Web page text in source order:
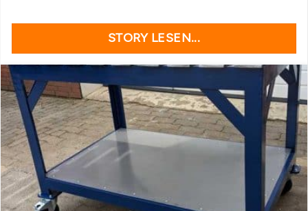
STORY LESEN...